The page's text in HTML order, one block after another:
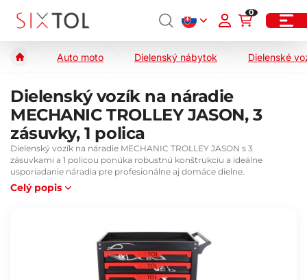
0
Auto moto Dielenský nábytok Dielenské
Dielenský vozík na náradie
MECHANIC TROLLEY JASON, 3
zásuvky, 1 polica
Dielenský vozík na náradie MECHANIC TROLLEY JASON s 3
zásuvkami a 1 policou ponúka robustnú konštrukciu a ideálne
usporiadanie náradia pre profesionálne aj domáce dielne.
Celý popis